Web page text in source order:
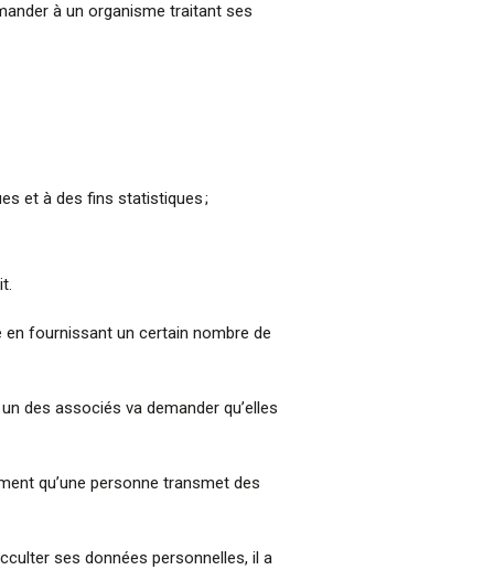
à un organisme traitant ses
et à des fins statistiques ;
fournissant un certain nombre de
des associés va demander qu’elles
qu’une personne transmet des
ses données personnelles, il a